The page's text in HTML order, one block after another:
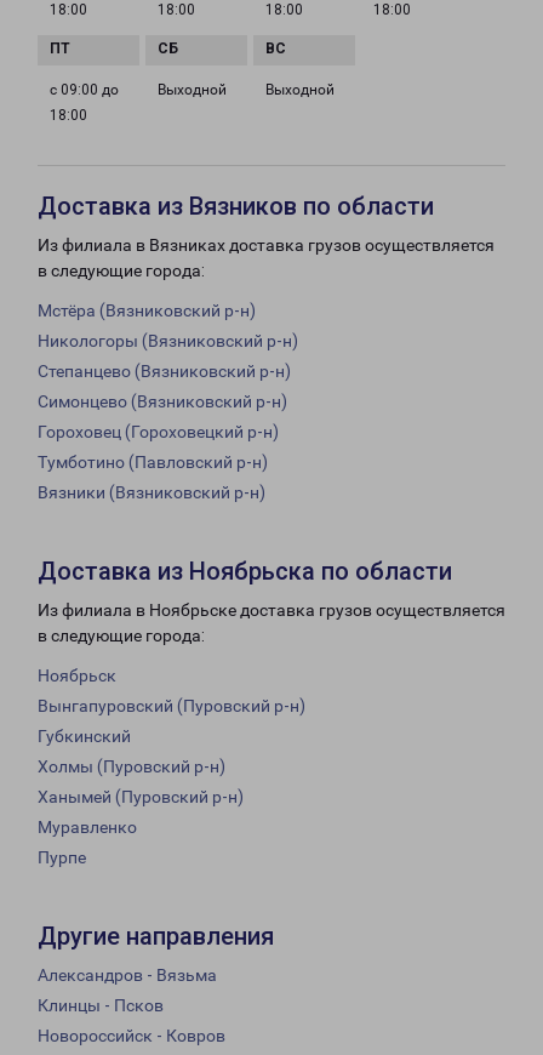
18:00
18:00
18:00
18:00
с 09:00 до
18:00
Выходной Выходной
Доставка из Вязников по области
Из филиала в Вязниках доставка грузов осуществляется
в следующие города:
Мстёра (Вязниковский р-н)
Никологоры (Вязниковский р-н)
Степанцево (Вязниковский р-н)
Симонцево (Вязниковский р-н)
Гороховец (Гороховецкий р-н)
Тумботино (Павловский р-н)
Вязники (Вязниковский р-н)
Доставка из Ноябрьска по области
Из филиала в Ноябрьске доставка грузов осуществляется
в следующие города:
Ноябрьск
Вынгапуровский (Пуровский р-н)
Губкинский
Холмы (Пуровский р-н)
Ханымей (Пуровский р-н)
Муравленко
Пурпе
Другие направления
Александров - Вязьма
Клинцы - Псков
Новороссийск - Ковров